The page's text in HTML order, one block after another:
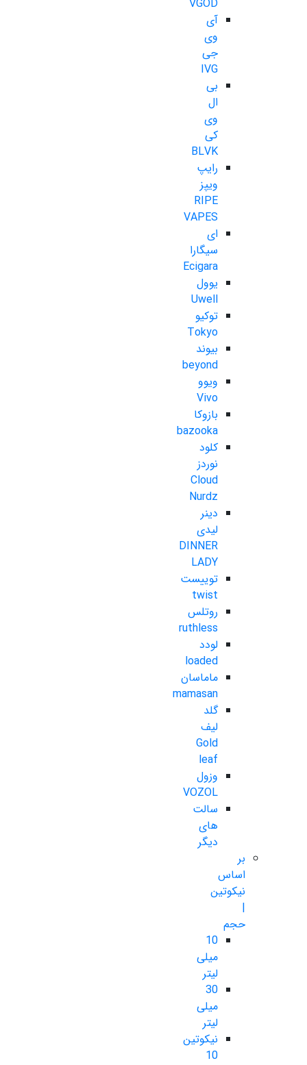
VGOD
آی
وی
جی
IVG
بی
ال
وی
کی
BLVK
رایپ
ویپز
RIPE
VAPES
ای
سیگارا
Ecigara
یوول
Uwell
توکیو
Tokyo
بیوند
beyond
ویوو
Vivo
بازوکا
bazooka
کلود
نوردز
Cloud
Nurdz
دینر
لیدی
DINNER
LADY
توییست
twist
روتلس
ruthless
لودد
loaded
ماماسان
mamasan
گلد
لیف
Gold
leaf
وزول
VOZOL
سالت
های
دیگر
بر
اساس
نیکوتین
|
حجم
10
میلی
لیتر
30
میلی
لیتر
نیکوتین
10